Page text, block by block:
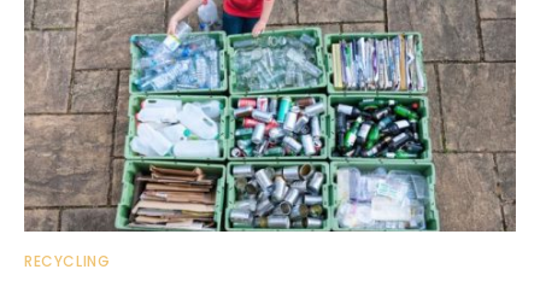
RECYCLING